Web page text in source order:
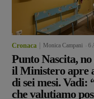
Cronaca Monica Campani 6
Punto Nascita,
il Ministero apre
di sei mesi. Vadi:
che valutiamo